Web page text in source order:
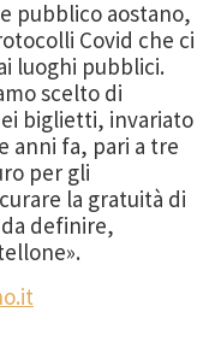
pubblico aostano,
Covid che ci
luoghi pubblici.
scelto di
biglietti, invariato
anni fa, pari a tre
per gli
la gratuità di
definire,